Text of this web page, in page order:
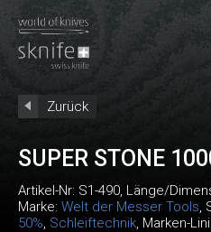
Zurück
SUPER STONE
Artikel-Nr: S1-490, Länge/
Marke: Welt der Messer Tools,
50%, Schleiftechnik, Marken-